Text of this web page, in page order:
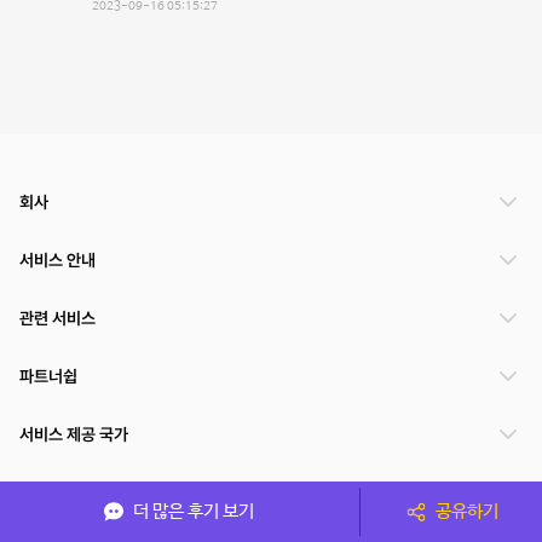
2023-09-16 05:15:27
더 많은 후기 보기 공유하기
회사
서비스 안내
관련 서비스
파트너쉽
서비스 제공 국가
(주)NSPACE 사업자정보